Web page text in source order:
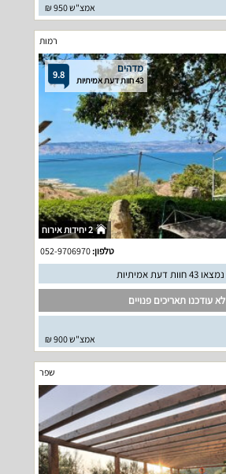
אמצ"ש 950 ₪
רמות
9.8 מדהים
43 חוות דעת אמיתיות
2 יחידות אירוח
טלפון:052-9706970
נמצאו 43 חוות דעת אמיתיות
לא עודכנו תאריכים פנויים
אמצ"ש 900 ₪
שפר